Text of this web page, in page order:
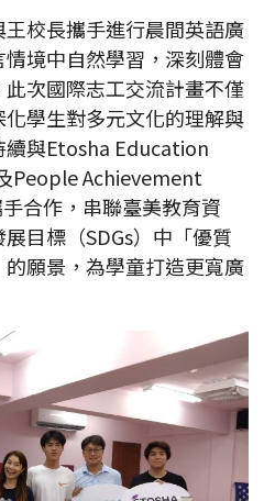
校長攜手進行晨間英語廣
境中自然學習，深刻體會
次國際志工交流計畫不僅
學生對多元文化的理解與
續與Etosha Education
Achievement
合作，串聯臺美教育資
目標（SDGs）中「優質
願景，為學童打造更寬廣